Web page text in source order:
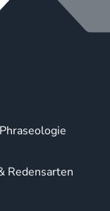
Redensarten